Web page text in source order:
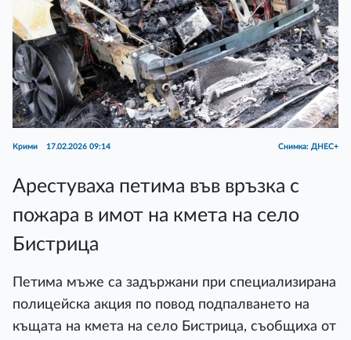
Крими 17.02.2026 09:14 Снимка: ДНЕС+
Арестуваха петима във връзка с
пожара в имот на кмета на село
Бистрица
Петима мъже са задържани при специализирана
полицейска акция по повод подпалването на
къщата на кмета на село Бистрица, съобщиха от